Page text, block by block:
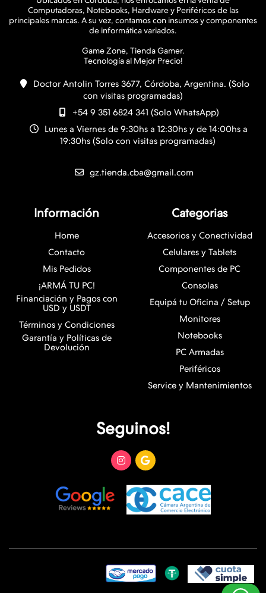
Computadoras, Notebooks, Hardware y Periféricos de las
principales marcas. A su vez, contamos con insumos y componentes
de informática variados.
Game Zone, Tienda Gamer.
Doctor Antolin Torres 3677, Córdoba, Argentina. (Solo
con visitas programadas)
+54 9 351 6824 341 (Solo WhatsApp)
Lunes a Viernes de 9:30hs a 12:30hs y de 14:00hs a
19:30hs (Solo con visitas programadas)
gz.tienda.cba@gmail.com
Información
Home
Contacto
Mis Pedidos
¡ARMÁ TU PC!
Financiación y Pagos con
USD y USDT
Términos y Condiciones
Garantía y Políticas de
Devolución
Categorias
Accesorios y Conectividad
Celulares y Tablets
Componentes de PC
Consolas
Equipá tu Oficina / Setup
Monitores
Notebooks
PC Armadas
Periféricos
Service y Mantenimientos
Seguinos!